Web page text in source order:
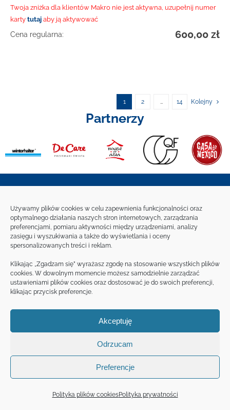
Używamy plików cookies w celu zapewnienia funkcjonalności oraz
optymalnego działania naszych stron internetowych, zarządzania
preferencjami, pomiaru aktywności między urządzeniami, analizy
zasięgu i wyszukiwania a także do wyświetlania i oceny
spersonalizowanych treści i reklam.
Klikając „Zgadzam się” wyrażasz zgodę na stosowanie wszystkich plików
cookies. W dowolnym momencie możesz samodzielnie zarządzać
ustawieniami plików cookies oraz dostosować je do swoich preferencji,
klikając przycisk preferencje.
Akceptuję
Odrzucam
Preferencje
Polityka plików cookiesPolityka prywatności
Twoja zniżka dla klientów Makro nie jest aktywna, uzupełnij numer
karty tutaj aby ją aktywować
Cena regularna: 600,00 zł
1 2 … 14 Kolejny
Partnerzy
Warsztaty
Kalendarz warsztatów
FAQ
Makro polska
Makro dla gastronomii
Ebooki z przepisami